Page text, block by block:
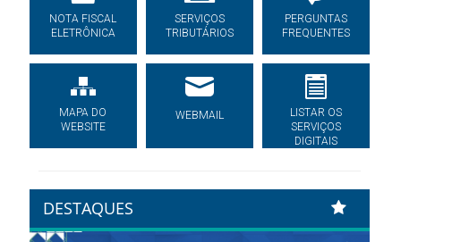
NOTA FISCAL
ELETRÔNICA
SERVIÇOS
TRIBUTÁRIOS
PERGUNTAS
FREQUENTES
MAPA DO
WEBSITE
WEBMAIL
LISTAR OS
SERVIÇOS
DIGITAIS
DESTAQUES